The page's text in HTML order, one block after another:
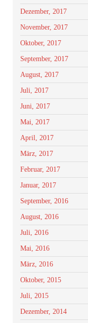
Dezember, 2017
November, 2017
Oktober, 2017
September, 2017
August, 2017
Juli, 2017
Juni, 2017
Mai, 2017
April, 2017
März, 2017
Februar, 2017
Januar, 2017
September, 2016
August, 2016
Juli, 2016
Mai, 2016
März, 2016
Oktober, 2015
Juli, 2015
Dezember, 2014